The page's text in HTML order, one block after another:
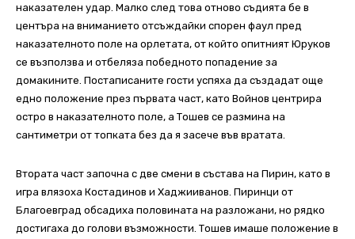
наказателен удар. Малко след това отново съдията бе в
центъра на вниманието отсъждайки спорен фаул пред
наказателното поле на орлетата, от който опитният Юруков
се възползва и отбеляза победното попадение за
домакините. Постаписаните гости успяха да създадат още
едно положение през първата част, като Войнов центрира
остро в наказателното поле, а Тошев се размина на
сантиметри от топката без да я засече във вратата.
Втората част започна с две смени в състава на Пирин, като в
игра влязоха Костадинов и Хаджииванов. Пиринци от
Благоевград обсадиха половината на разложани, но рядко
достигаха до голови възможности. Тошев имаше положение в